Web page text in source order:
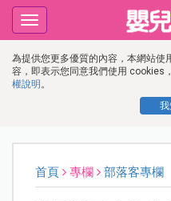
為提供您更多優質的內容，本網站
容，即表示您同意我們使用 cookies
權說明 。
我
Toggle
navigation
首頁 專欄 部落客專欄